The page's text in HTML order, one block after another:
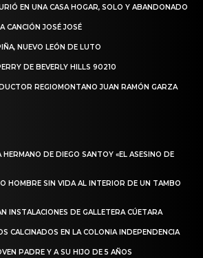
EN UNA CASA HOGAR, SOLO Y ABANDONADO
CANCIÓN JOSÉ JOSÉ
NUEVO LEÓN DE LUTO
DE BEVERLY HILLS 90210
REGIOMONTANO JUAN RAMÓN GARZA
HERMANO DE DIEGO SANTOY «EL ASESINO DE
HOMBRE SIN VIDA AL INTERIOR DE UN TAMBO
INSTALACIONES DE GALLETERA CÚETARA
CALCINADOS EN LA COLONIA INDEPENDENCIA
PADRE Y A SU HIJO DE 5 AÑOS